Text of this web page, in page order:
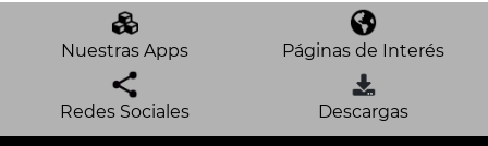
Nuestras Apps Páginas de Interés
Redes Sociales Descargas